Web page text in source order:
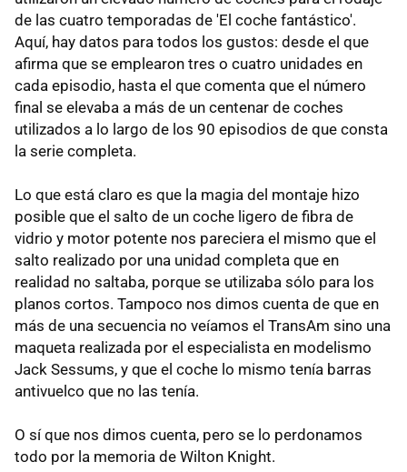
de las cuatro temporadas de 'El coche fantástico'.
Aquí, hay datos para todos los gustos: desde el que
afirma que se emplearon tres o cuatro unidades en
cada episodio, hasta el que comenta que el número
final se elevaba a más de un centenar de coches
utilizados a lo largo de los 90 episodios de que consta
la serie completa.
Lo que está claro es que la magia del montaje hizo
posible que el salto de un coche ligero de fibra de
vidrio y motor potente nos pareciera el mismo que el
salto realizado por una unidad completa que en
realidad no saltaba, porque se utilizaba sólo para los
planos cortos. Tampoco nos dimos cuenta de que en
más de una secuencia no veíamos el TransAm sino una
maqueta realizada por el especialista en modelismo
Jack Sessums, y que el coche lo mismo tenía barras
antivuelco que no las tenía.
O sí que nos dimos cuenta, pero se lo perdonamos
todo por la memoria de Wilton Knight.